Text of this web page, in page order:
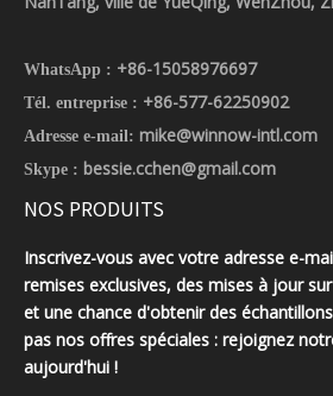
WhatsApp : +86-15058976697
Tél. entreprise : +86-577-62250902
Adresse e-mail: mike@winnow-intl.com
Skype : bessie.cchen@gmail.com
NOS PRODUITS
Inscrivez-vous avec votre adresse e-
remises exclusives, des mises à jour
et une chance d'obtenir des
pas nos offres spéciales : rejoignez
aujourd'hui !